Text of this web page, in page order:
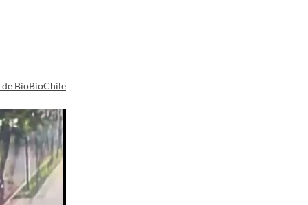
BioBioChile